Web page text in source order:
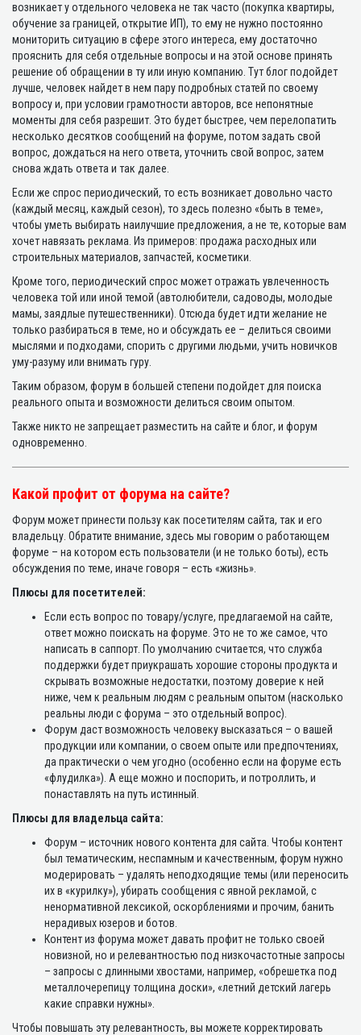
возникает у отдельного человека не так часто (покупка квартиры,
обучение за границей, открытие ИП), то ему не нужно постоянно
мониторить ситуацию в сфере этого интереса, ему достаточно
прояснить для себя отдельные вопросы и на этой основе принять
решение об обращении в ту или иную компанию. Тут блог подойдет
лучше, человек найдет в нем пару подробных статей по своему
вопросу и, при условии грамотности авторов, все непонятные
моменты для себя разрешит. Это будет быстрее, чем перелопатить
несколько десятков сообщений на форуме, потом задать свой
вопрос, дождаться на него ответа, уточнить свой вопрос, затем
снова ждать ответа и так далее.
Если же спрос периодический, то есть возникает довольно часто
(каждый месяц, каждый сезон), то здесь полезно «быть в теме»,
чтобы уметь выбирать наилучшие предложения, а не те, которые вам
хочет навязать реклама. Из примеров: продажа расходных или
строительных материалов, запчастей, косметики.
Кроме того, периодический спрос может отражать увлеченность
человека той или иной темой (автолюбители, садоводы, молодые
мамы, заядлые путешественники). Отсюда будет идти желание не
только разбираться в теме, но и обсуждать ее – делиться своими
мыслями и подходами, спорить с другими людьми, учить новичков
уму-разуму или внимать гуру.
Таким образом, форум в большей степени подойдет для поиска
реального опыта и возможности делиться своим опытом.
Также никто не запрещает разместить на сайте и блог, и форум
одновременно.
Какой профит от форума на сайте?
Форум может принести пользу как посетителям сайта, так и его
владельцу. Обратите внимание, здесь мы говорим о работающем
форуме – на котором есть пользователи (и не только боты), есть
обсуждения по теме, иначе говоря – есть «жизнь».
Плюсы для посетителей:
Если есть вопрос по товару/услуге, предлагаемой на сайте,
ответ можно поискать на форуме. Это не то же самое, что
написать в саппорт. По умолчанию считается, что служба
поддержки будет приукрашать хорошие стороны продукта и
скрывать возможные недостатки, поэтому доверие к ней
ниже, чем к реальным людям с реальным опытом (насколько
реальны люди с форума – это отдельный вопрос).
Форум даст возможность человеку высказаться – о вашей
продукции или компании, о своем опыте или предпочтениях,
да практически о чем угодно (особенно если на форуме есть
«флудилка»). А еще можно и поспорить, и потроллить, и
понаставлять на путь истинный.
Плюсы для владельца сайта:
Форум – источник нового контента для сайта. Чтобы контент
был тематическим, неспамным и качественным, форум нужно
модерировать – удалять неподходящие темы (или переносить
их в «курилку»), убирать сообщения с явной рекламой, с
ненормативной лексикой, оскорблениями и прочим, банить
нерадивых юзеров и ботов.
Контент из форума может давать профит не только своей
новизной, но и релевантностью под низкочастотные запросы
– запросы с длинными хвостами, например, «обрешетка под
металлочерепицу толщина доски», «летний детский лагерь
какие справки нужны».
Чтобы повышать эту релевантность, вы можете корректировать